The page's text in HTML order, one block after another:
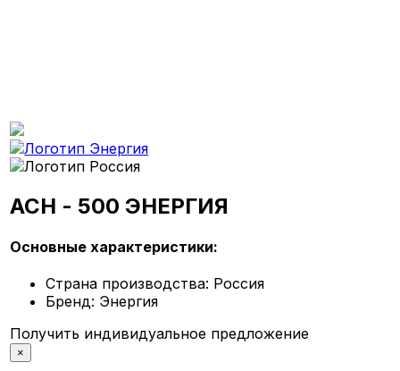
АСН - 500 ЭНЕРГИЯ
Основные характеристики:
Страна производства: Россия
Бренд: Энергия
Получить индивидуальное предложение
×